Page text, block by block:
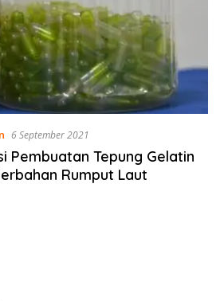
6 September 2021
Pembuatan Tepung Gelatin
Rumput Laut